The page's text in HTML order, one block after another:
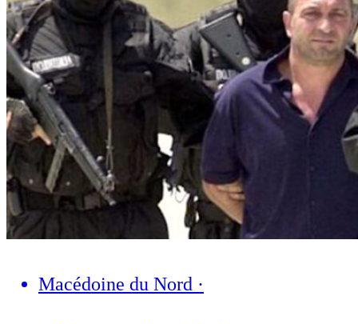
Macédoine du Nord ·